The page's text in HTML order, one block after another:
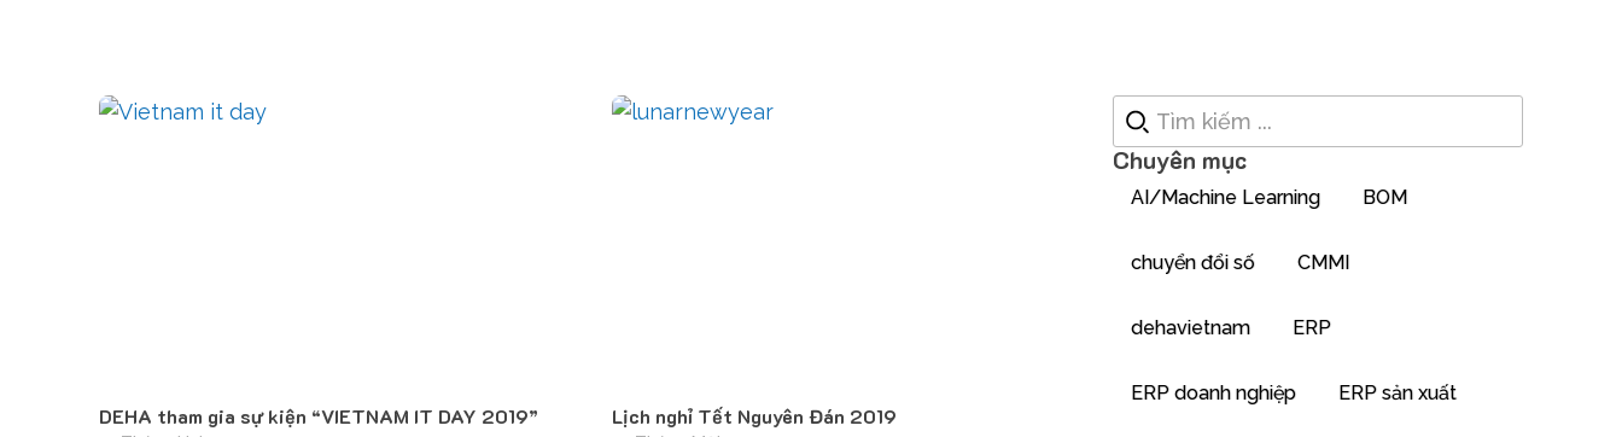
DEHA tham gia sự kiện “VIETNAM IT DAY 2019” Lịch nghỉ Tết Nguyên Đán 2019
Chuyên mục
AI/Machine Learning BOM
chuyển đổi số CMMI
dehavietnam ERP
ERP doanh nghiệp ERP sản xuất